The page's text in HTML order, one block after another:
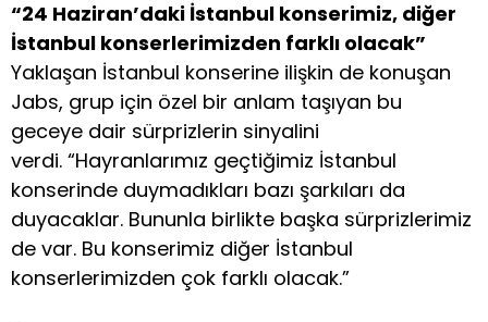
“24 Haziran’daki İstanbul konserimiz, diğer
İstanbul konserlerimizden farklı olacak”
Yaklaşan İstanbul konserine ilişkin de konuşan
Jabs, grup için özel bir anlam taşıyan bu
geceye dair sürprizlerin sinyalini
verdi. “Hayranlarımız geçtiğimiz İstanbul
konserinde duymadıkları bazı şarkıları da
duyacaklar. Bununla birlikte başka sürprizlerimiz
de var. Bu konserimiz diğer İstanbul
konserlerimizden çok farklı olacak.”